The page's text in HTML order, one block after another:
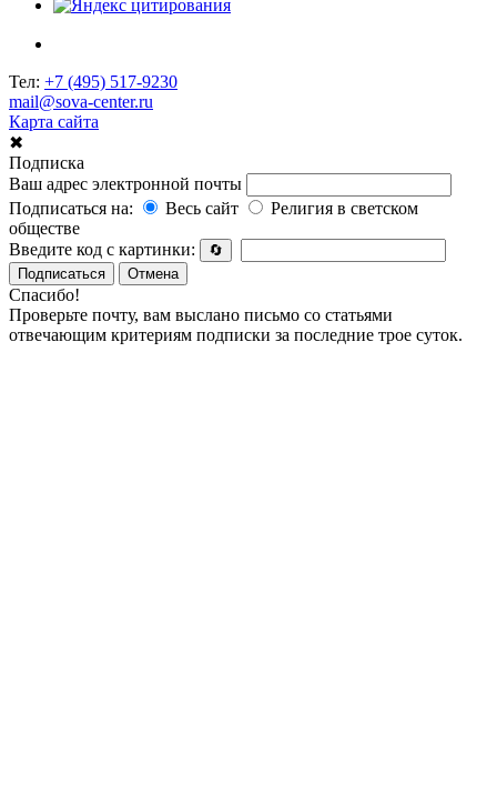
Тел: +7 (495) 517-9230
mail@sova-center.ru
Карта сайта
✖
Подписка
Ваш адрес электронной почты
Подписаться на:
Весь сайт
Религия в светском
обществе
Введите код с картинки:
🔄
Подписаться
Отмена
Спасибо!
Проверьте почту, вам выслано письмо со статьями
отвечающим критериям подписки за последние трое суток.